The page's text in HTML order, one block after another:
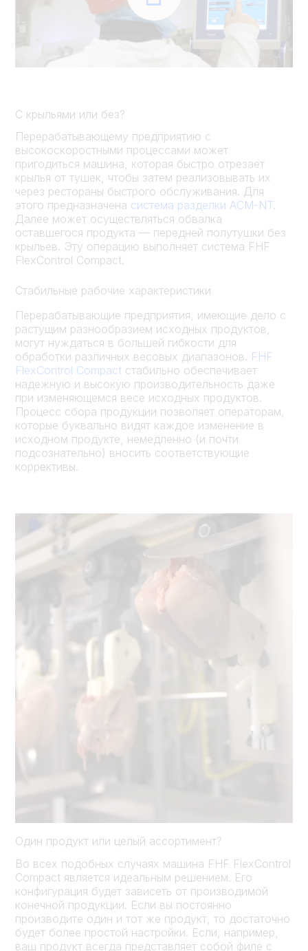
С крыльями или без?
Перерабатывающему предприятию с
высокоскоростными процессами может
пригодиться машина, которая быстро отрезает
крылья от тушек, чтобы затем реализовывать их
через рестораны быстрого обслуживания. Для
этого предназначена система разделки ACM-NT.
Далее может осуществляться обвалка
оставшегося продукта — передней полутушки без
крыльев. Эту операцию выполняет система FHF
FlexControl Compact.
Стабильные рабочие характеристики
Перерабатывающие предприятия, имеющие дело с
растущим разнообразием исходных продуктов,
могут нуждаться в большей гибкости для
обработки различных весовых диапазонов. FHF
FlexControl Compact стабильно обеспечивает
надежную и высокую производительность даже
при изменяющемся весе исходных продуктов.
Процесс сбора продукции позволяет операторам,
которые буквально видят каждое изменение в
исходном продукте, немедленно (и почти
подсознательно) вносить соответствующие
коррективы.
Один продукт или целый ассортимент?
Во всех подобных случаях машина FHF FlexControl
Compact является идеальным решением. Его
конфигурация будет зависеть от производимой
конечной продукции. Если вы постоянно
производите один и тот же продукт, то достаточно
будет более простой настройки. Если, например,
ваш продукт всегда представляет собой филе с